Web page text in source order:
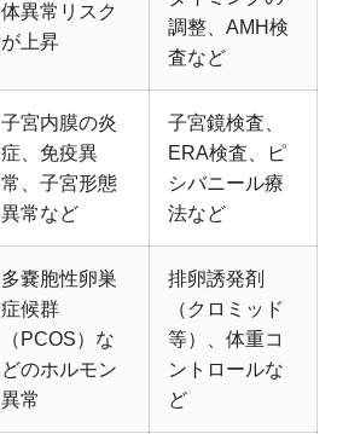
体異常リスク
が上昇
調整、AMH検
査など
子宮内膜の炎
症、免疫異
常、子宮形態
異常など
子宮鏡検査、
ERA検査、ピ
シバニール療
法など
多嚢胞性卵巣
症候群
（PCOS）な
どのホルモン
異常
排卵誘発剤
（クロミッド
等）、体重コ
ントロールな
ど